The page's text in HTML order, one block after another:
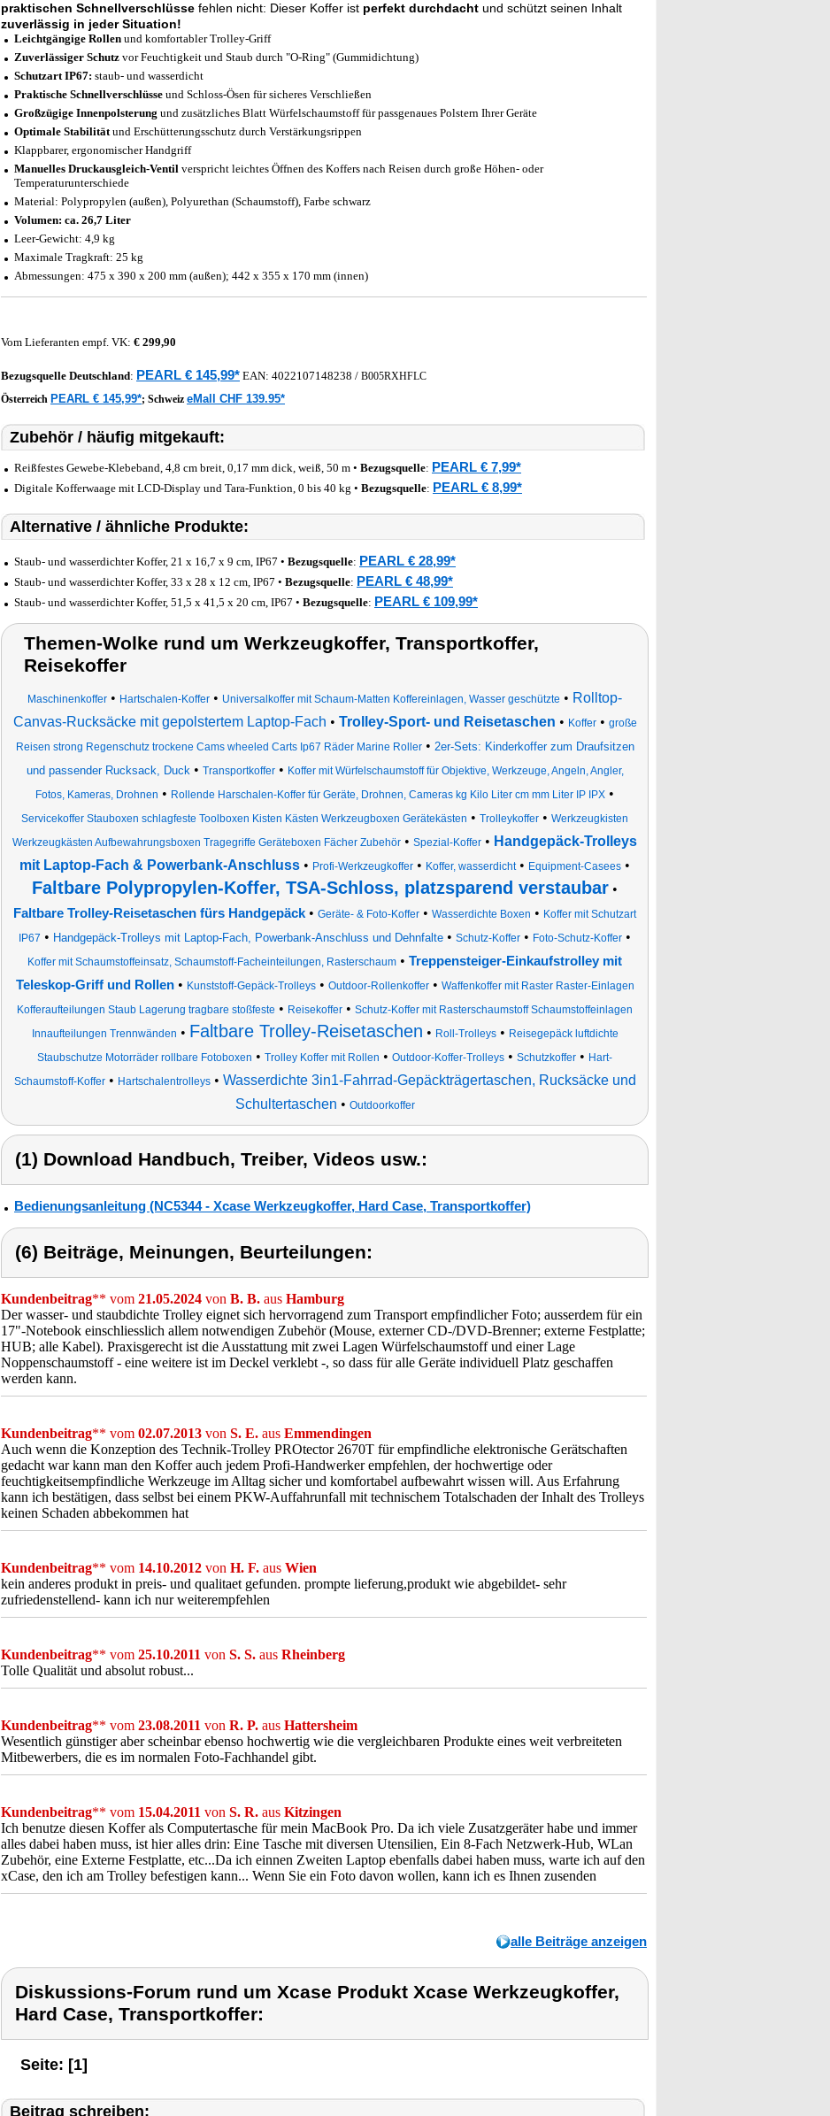
praktischen Schnellverschlüsse fehlen nicht: Dieser Koffer ist perfekt durchdacht und schützt seinen Inhalt
zuverlässig in jeder Situation!
Leichtgängige Rollen und komfortabler Trolley-Griff
Zuverlässiger Schutz vor Feuchtigkeit und Staub durch "O-Ring" (Gummidichtung)
Schutzart IP67: staub- und wasserdicht
Praktische Schnellverschlüsse und Schloss-Ösen für sicheres Verschließen
Großzügige Innenpolsterung und zusätzliches Blatt Würfelschaumstoff für passgenaues Polstern Ihrer Geräte
Optimale Stabilitätund Erschütterungsschutz durch Verstärkungsrippen
Klappbarer, ergonomischer Handgriff
Manuelles Druckausgleich-Ventil verspricht leichtes Öffnen des Koffers nach Reisen durch große Höhen- oder
Temperaturunterschiede
Material: Polypropylen (außen), Polyurethan (Schaumstoff), Farbe schwarz
Volumen: ca. 26,7 Liter
Leer-Gewicht: 4,9 kg
Maximale Tragkraft: 25 kg
Abmessungen: 475 x 390 x 200 mm (außen); 442 x 355 x 170 mm (innen)
Vom Lieferanten empf. VK: € 299,90
Bezugsquelle Deutschland: PEARL € 145,99* EAN: 4022107148238 / B005RXHFLC
Österreich PEARL € 145,99*; Schweiz eMall CHF 139.95*
Zubehör / häufig mitgekauft:
Reißfestes Gewebe-Klebeband, 4,8 cm breit, 0,17 mm dick, weiß, 50 m • Bezugsquelle: PEARL € 7,99*
Digitale Kofferwaage mit LCD-Display und Tara-Funktion, 0 bis 40 kg • Bezugsquelle: PEARL € 8,99*
Alternative / ähnliche Produkte:
Staub- und wasserdichter Koffer, 21 x 16,7 x 9 cm, IP67 • Bezugsquelle: PEARL € 28,99*
Staub- und wasserdichter Koffer, 33 x 28 x 12 cm, IP67 • Bezugsquelle: PEARL € 48,99*
Staub- und wasserdichter Koffer, 51,5 x 41,5 x 20 cm, IP67 • Bezugsquelle: PEARL € 109,99*
Themen-Wolke rund um Werkzeugkoffer, Transportkoffer,
Reisekoffer
Maschinenkoffer • Hartschalen-Koffer • Universalkoffer mit Schaum-Matten Koffereinlagen, Wasser geschützte • Rolltop-
Canvas-Rucksäcke mit gepolstertem Laptop-Fach • Trolley-Sport- und Reisetaschen • Koffer• große
Reisen strong Regenschutz trockene Cams wheeled Carts Ip67 Räder Marine Roller• 2er-Sets: Kinderkoffer zum Draufsitzen
und passender Rucksack, Duck • Transportkoffer• Koffer mit Würfelschaumstoff für Objektive, Werkzeuge, Angeln, Angler,
Fotos, Kameras, Drohnen • Rollende Harschalen-Koffer für Geräte, Drohnen, Cameras kg Kilo Liter cm mm Liter IP IPX •
Servicekoffer Stauboxen schlagfeste Toolboxen Kisten Kästen Werkzeugboxen Gerätekästen • Trolleykoffer • Werkzeugkisten
Werkzeugkästen Aufbewahrungsboxen Tragegriffe Geräteboxen Fächer Zubehör • Spezial-Koffer • Handgepäck-Trolleys
mit Laptop-Fach & Powerbank-Anschluss • Profi-Werkzeugkoffer • Koffer, wasserdicht• Equipment-Casees •
Faltbare Polypropylen-Koffer, TSA-Schloss, platzsparend verstaubar •
Faltbare Trolley-Reisetaschen fürs Handgepäck • Geräte- & Foto-Koffer • Wasserdichte Boxen • Koffer mit Schutzart
IP67 • Handgepäck-Trolleys mit Laptop-Fach, Powerbank-Anschluss und Dehnfalte • Schutz-Koffer • Foto-Schutz-Koffer •
Koffer mit Schaumstoffeinsatz, Schaumstoff-Facheinteilungen, Rasterschaum • Treppensteiger-Einkaufstrolley mit
Teleskop-Griff und Rollen• Kunststoff-Gepäck-Trolleys• Outdoor-Rollenkoffer• Waffenkoffer mit Raster Raster-Einlagen
Kofferaufteilungen Staub Lagerung tragbare stoßfeste • Reisekoffer • Schutz-Koffer mit Rasterschaumstoff Schaumstoffeinlagen
Innaufteilungen Trennwänden • Faltbare Trolley-Reisetaschen • Roll-Trolleys• Reisegepäck luftdichte
Staubschutze Motorräder rollbare Fotoboxen • Trolley Koffer mit Rollen • Outdoor-Koffer-Trolleys • Schutzkoffer • Hart-
Schaumstoff-Koffer• Hartschalentrolleys• Wasserdichte 3in1-Fahrrad-Gepäckträgertaschen, Rucksäcke und
Schultertaschen • Outdoorkoffer
(1) Download Handbuch, Treiber, Videos usw.:
Bedienungsanleitung (NC5344 - Xcase Werkzeugkoffer, Hard Case, Transportkoffer)
(6) Beiträge, Meinungen, Beurteilungen:
Kundenbeitrag** vom 21.05.2024 von B. B. aus Hamburg
Der wasser- und staubdichte Trolley eignet sich hervorragend zum Transport empfindlicher Foto; ausserdem für ein
17"-Notebook einschliesslich allem notwendigen Zubehör (Mouse, externer CD-/DVD-Brenner; externe Festplatte;
HUB; alle Kabel). Praxisgerecht ist die Ausstattung mit zwei Lagen Würfelschaumstoff und einer Lage
Noppenschaumstoff - eine weitere ist im Deckel verklebt -, so dass für alle Geräte individuell Platz geschaffen
werden kann.
Kundenbeitrag** vom 02.07.2013 von S. E. aus Emmendingen
Auch wenn die Konzeption des Technik-Trolley PROtector 2670T für empfindliche elektronische Gerätschaften
gedacht war kann man den Koffer auch jedem Profi-Handwerker empfehlen, der hochwertige oder
feuchtigkeitsempfindliche Werkzeuge im Alltag sicher und komfortabel aufbewahrt wissen will. Aus Erfahrung
kann ich bestätigen, dass selbst bei einem PKW-Auffahrunfall mit technischem Totalschaden der Inhalt des Trolleys
keinen Schaden abbekommen hat
Kundenbeitrag** vom 14.10.2012 von H. F. aus Wien
kein anderes produkt in preis- und qualitaet gefunden. prompte lieferung,produkt wie abgebildet- sehr
zufriedenstellend- kann ich nur weiterempfehlen
Kundenbeitrag** vom 25.10.2011 von S. S. aus Rheinberg
Tolle Qualität und absolut robust...
Kundenbeitrag** vom 23.08.2011 von R. P. aus Hattersheim
Wesentlich günstiger aber scheinbar ebenso hochwertig wie die vergleichbaren Produkte eines weit verbreiteten
Mitbewerbers, die es im normalen Foto-Fachhandel gibt.
Kundenbeitrag** vom 15.04.2011 von S. R. aus Kitzingen
Ich benutze diesen Koffer als Computertasche für mein MacBook Pro. Da ich viele Zusatzgeräter habe und immer
alles dabei haben muss, ist hier alles drin: Eine Tasche mit diversen Utensilien, Ein 8-Fach Netzwerk-Hub, WLan
Zubehör, eine Externe Festplatte, etc...Da ich einnen Zweiten Laptop ebenfalls dabei haben muss, warte ich auf den
xCase, den ich am Trolley befestigen kann... Wenn Sie ein Foto davon wollen, kann ich es Ihnen zusenden
alle Beiträge anzeigen
Diskussions-Forum rund um Xcase Produkt Xcase Werkzeugkoffer,
Hard Case, Transportkoffer:
Seite: [1]
Beitrag schreiben: